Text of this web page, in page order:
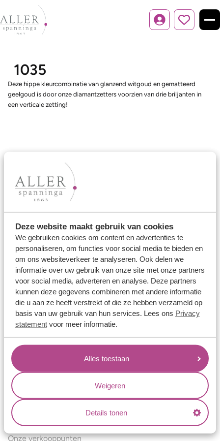
Deze website maakt gebruik van cookies
We gebruiken cookies om content en advertenties te
personaliseren, om functies voor social media te bieden en
om ons websiteverkeer te analyseren. Ook delen we
informatie over uw gebruik van onze site met onze partners
voor social media, adverteren en analyse. Deze partners
kunnen deze gegevens combineren met andere informatie
die u aan ze heeft verstrekt of die ze hebben verzameld op
basis van uw gebruik van hun services. Lees ons Privacy
statementvoor meer informatie.
Alles toestaan
Weigeren
Details tonen
Inloggen
1035
Deze hippe kleurcombinatie van glanzend witgoud en gematteerd
geelgoud is door onze diamantzetters voorzien van drie briljanten in
een verticale zetting!
Ons aanbod
Trouwringen
Verlovingsringen
Vriendschapsringen
Over ons
Aller Spanninga
Historie
Certificaten
Blogs
Jouw voordelen
Conflictvrije Materialen
Oneindig veel mogelijkheden
Kwaliteit
Juweliers & Contact
Onze verkooppunten